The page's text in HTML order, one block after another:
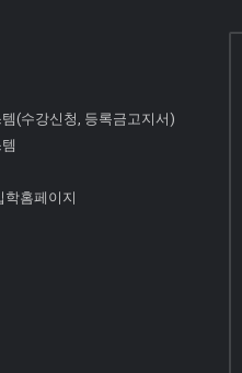
(수강신청, 등록금고지서)
학홈페이지